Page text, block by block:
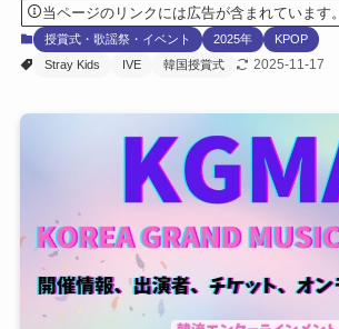
当ページのリンクには広告が含まれています。
授賞式・歌謡祭・イベント 2025年
KPOP
Stray Kids
IVE 韓国授賞式 2025-11-17